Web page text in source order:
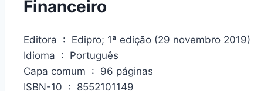
Financeiro
Editora ‏ : ‎ Edipro; 1ª edição (29 novembro 2019)
Idioma ‏ : ‎ Português
Capa comum ‏ : ‎ 96 páginas
ISBN-10 ‏ : ‎ 8552101149